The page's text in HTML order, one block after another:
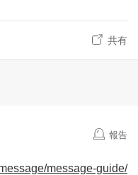
共有
報告
message-guide/